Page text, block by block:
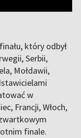
który odbył
Serbii,
Mołdawii,
w
Francji, Włoch,
finale.